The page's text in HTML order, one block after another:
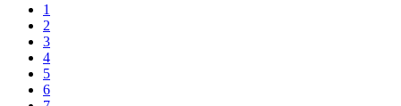
1
2
3
4
5
6